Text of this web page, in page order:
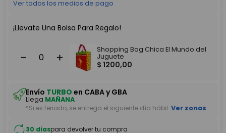
Ver todos los medios de pago
¡Llevate Una Bolsa Para Regalo!
＋
－
Shopping Bag Chica El Mundo del
Juguete
$ 1200,00
Envío TURBO en CABA y GBA
Llega MAÑANA
*Si es feriado, se entrega el siguiente día hábil. Ver zonas
30 díaspara devolver tu compra